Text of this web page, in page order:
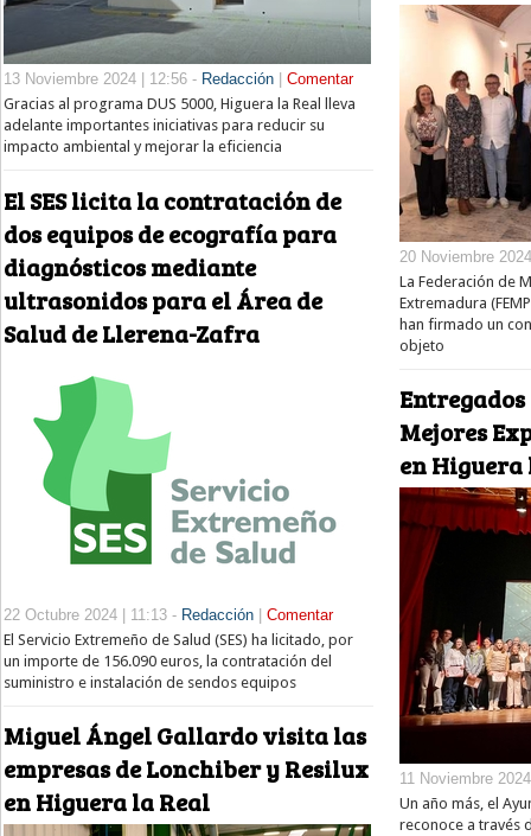
13 Noviembre 2024 | 12:56 - Redacción
Comentar
Gracias al programa DUS 5000, Higuera la Real lleva
adelante importantes iniciativas para reducir su
impacto ambiental y mejorar la eficiencia
El SES licita la contratación de
dos equipos de ecografía para
diagnósticos mediante
ultrasonidos para el Área de
Salud de Llerena-Zafra
22 Octubre 2024 | 11:13 - Redacción | Comentar
El Servicio Extremeño de Salud (SES) ha licitado, por
un importe de 156.090 euros, la contratación del
suministro e instalación de sendos equipos
Miguel Ángel Gallardo visita las
empresas de Lonchiber y Resilux
en Higuera la Real
20 Noviembre
La Federación de
Extremadura
han firmado un
objeto
Mejores
en Higuera
11 Noviembre
Un año más, el
reconoce a través